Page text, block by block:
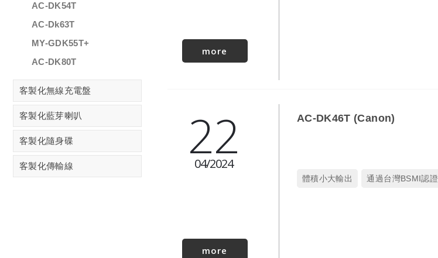
AC-DK54T
AC-Dk63T
MY-GDK55T+
AC-DK80T
客製化無線充電盤
客製化藍芽喇叭
客製化隨身碟
客製化傳輸線
more
22
04 2024
AC-DK46T (Canon)
體積小大輸出 通過台灣BSMI認證
more